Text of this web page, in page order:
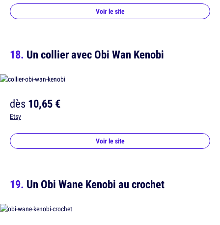
Voir le site
Un collier avec Obi Wan Kenobi
dès10,65 €
Etsy
Voir le site
Un Obi Wane Kenobi au crochet